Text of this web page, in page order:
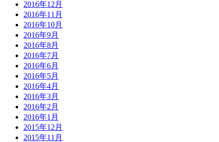
2016年12月
2016年11月
2016年10月
2016年9月
2016年8月
2016年7月
2016年6月
2016年5月
2016年4月
2016年3月
2016年2月
2016年1月
2015年12月
2015年11月